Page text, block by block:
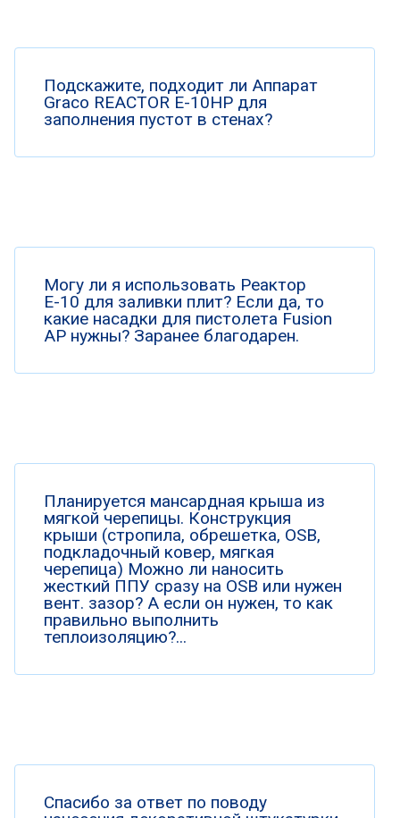
Подскажите, подходит ли Аппарат
Graco REACTOR E-10HP для
заполнения пустот в стенах?
Могу ли я использовать Реактор
Е-10 для заливки плит? Если да, то
какие насадки для пистолета Fusion
AP нужны? Заранее благодарен.
Планируется мансардная крыша из
мягкой черепицы. Конструкция
крыши (стропила, обрешетка, OSB,
подкладочный ковер, мягкая
черепица) Можно ли наносить
жесткий ППУ сразу на OSB или нужен
вент. зазор? А если он нужен, то как
правильно выполнить
теплоизоляцию?...
Спасибо за ответ по поводу